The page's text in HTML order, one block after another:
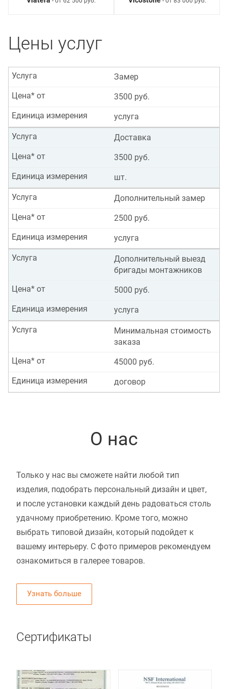
Цены услуг
Замер
Услуга
3500 руб.
Цена* от
услуга
Единица измерения
Доставка
Услуга
3500 руб.
Цена* от
шт.
Единица измерения
Дополнительный замер
Услуга
2500 руб.
Цена* от
услуга
Единица измерения
Дополнительный выезд
бригады монтажников
Услуга
5000 руб.
Цена* от
услуга
Единица измерения
Минимальная стоимость
заказа
Услуга
45000 руб.
Цена* от
договор
Единица измерения
О нас
Только у нас вы сможете найти любой тип
изделия, подобрать персональный дизайн и цвет,
и после установки каждый день радоваться столь
удачному приобретению. Кроме того, можно
выбрать типовой дизайн, который подойдет к
вашему интерьеру. С фото примеров рекомендуем
ознакомиться в галерее товаров.
Узнать больше
Сертификаты